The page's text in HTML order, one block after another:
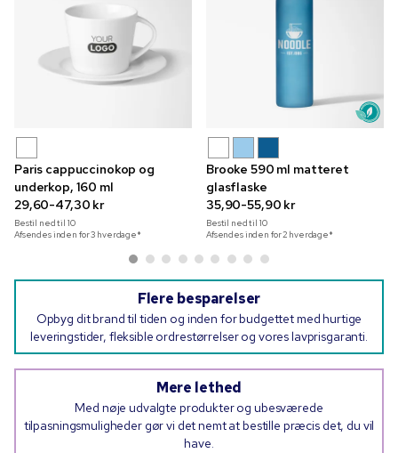
Paris cappuccinokop og
underkop, 160 ml
29,60-47,30 kr
Bestil ned til 10
Afsendes inden for 3 hverdage*
Brooke 590 ml matteret
glasflaske
35,90-55,90 kr
Bestil ned til 10
Afsendes inden for 2 hverdage*
Flere besparelser
Opbyg dit brand til tiden og inden for budgettet med hurtige
leveringstider, fleksible ordrestørrelser og vores lavprisgaranti.
Mere lethed
Med nøje udvalgte produkter og ubesværede
tilpasningsmuligheder gør vi det nemt at bestille præcis det, du vil
have.